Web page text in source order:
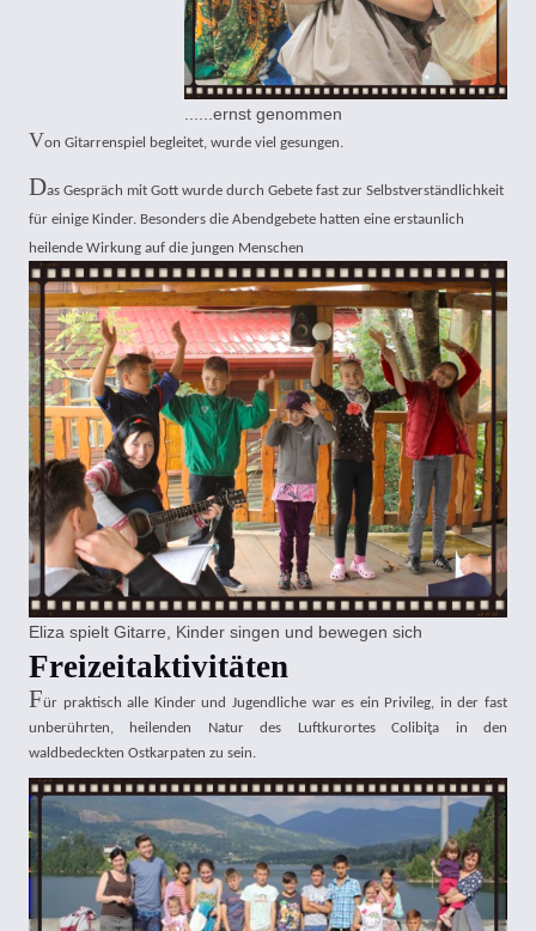
......ernst genommen
Von Gitarrenspiel begleitet, wurde viel gesungen.
Das Gespräch mit Gott wurde durch Gebete fast zur Selbstverständlichkeit
für einige Kinder. Besonders die Abendgebete hatten eine erstaunlich
heilende Wirkung auf die jungen Menschen
Eliza spielt Gitarre, Kinder singen und bewegen sich
Freizeitaktivitäten
Für praktisch alle Kinder und Jugendliche war es ein Privileg, in der fast
unberührten, heilenden Natur des Luftkurortes Colibiţa in den
waldbedeckten Ostkarpaten zu sein.